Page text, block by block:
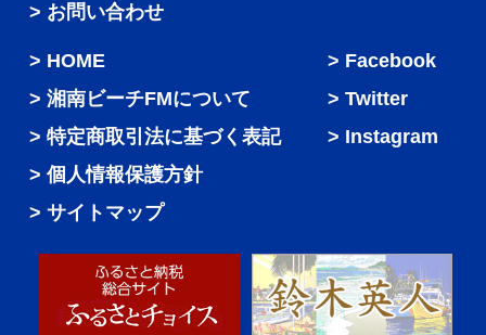
> お問い合わせ
HOME
湘南ビーチFMについて
特定商取引法に基づく表記
個人情報保護方針
サイトマップ
Facebook
Twitter
Instagram